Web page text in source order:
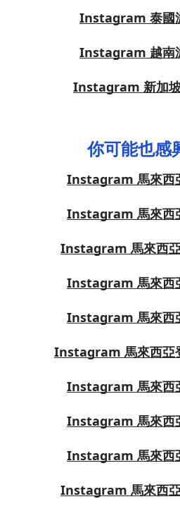
Instagram 泰國
Instagram 越南
Instagram 新加
你可能也感
Instagram 馬來西
Instagram 馬來西
Instagram 馬來西
Instagram 馬來西
Instagram 馬來西
Instagram 馬來西亞
Instagram 馬來西
Instagram 馬來西
Instagram 馬來西
Instagram 馬來西